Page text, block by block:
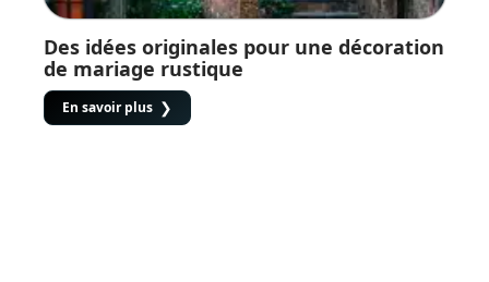
Des idées originales pour une décoration
de mariage rustique
En savoir plus